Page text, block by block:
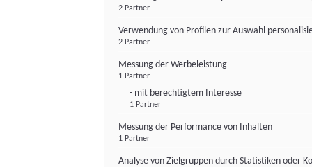
2 Partner
Verwendung von Profilen zur Auswahl
2 Partner
Messung der Werbeleistung
1 Partner
- mit berechtigtem Interesse
1 Partner
Messung der Performance von Inhalten
1 Partner
Analyse von Zielgruppen durch Statistiken oder